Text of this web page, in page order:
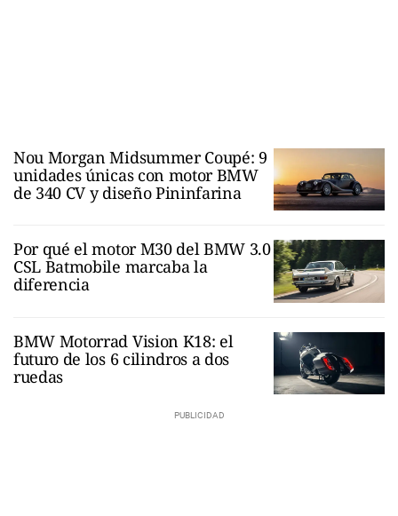
Nou Morgan Midsummer Coupé: 9
unidades únicas con motor BMW
de 340 CV y diseño Pininfarina
Por qué el motor M30 del BMW 3.0
CSL Batmobile marcaba la
diferencia
BMW Motorrad Vision K18: el
futuro de los 6 cilindros a dos
ruedas